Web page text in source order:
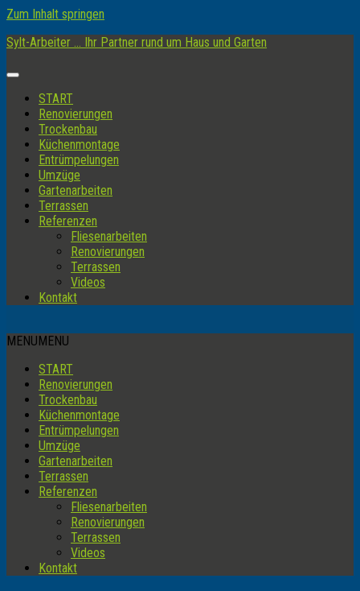
Zum Inhalt springen
Sylt-Arbeiter ... Ihr Partner rund um Haus und Garten
START
Renovierungen
Trockenbau
Küchenmontage
Entrümpelungen
Umzüge
Gartenarbeiten
Terrassen
Referenzen
Fliesenarbeiten
Renovierungen
Terrassen
Videos
Kontakt
MENUMENU
START
Renovierungen
Trockenbau
Küchenmontage
Entrümpelungen
Umzüge
Gartenarbeiten
Terrassen
Referenzen
Fliesenarbeiten
Renovierungen
Terrassen
Videos
Kontakt